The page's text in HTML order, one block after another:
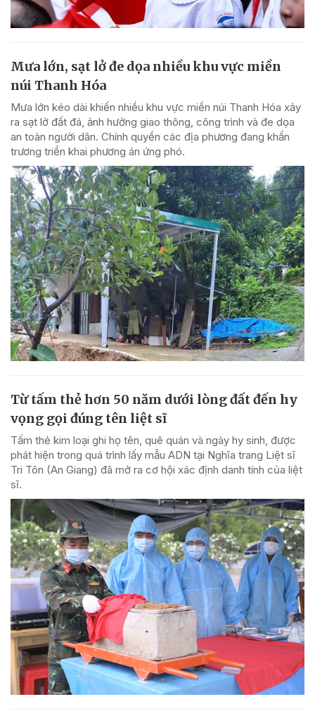
Mưa lớn, sạt lở đe dọa nhiều khu vực miền
núi Thanh Hóa
Mưa lớn kéo dài khiến nhiều khu vực miền núi Thanh Hóa xảy
ra sạt lở đất đá, ảnh hưởng giao thông, công trình và đe dọa
an toàn người dân. Chính quyền các địa phương đang khẩn
trương triển khai phương án ứng phó.
Từ tấm thẻ hơn 50 năm dưới lòng đất đến hy
vọng gọi đúng tên liệt sĩ
Tấm thẻ kim loại ghi họ tên, quê quán và ngày hy sinh, được
phát hiện trong quá trình lấy mẫu ADN tại Nghĩa trang Liệt sĩ
Tri Tôn (An Giang) đã mở ra cơ hội xác định danh tính của liệt
sĩ.